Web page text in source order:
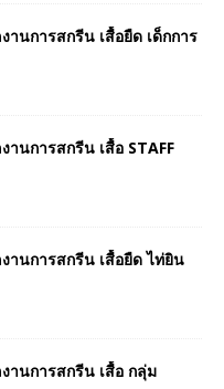
านการสกรีน เสื้อยืด เด็กการ
านการสกรีน เสื้อ STAFF
านการสกรีน เสื้อยืด ไท่ยิน
านการสกรีน เสื้อ กลุ่ม